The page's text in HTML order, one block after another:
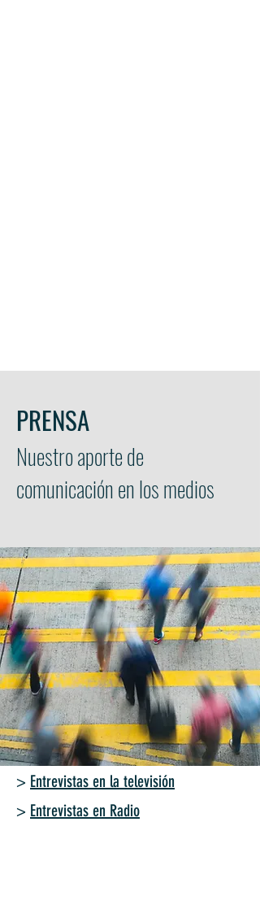
PRENSA
Nuestro aporte de
comunicación en los medios
> Entrevistas en la televisión
> Entrevistas en Radio